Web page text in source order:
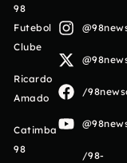
98
Futebol
Clube
Ricardo
Amado
Catimba
98
/
/98-